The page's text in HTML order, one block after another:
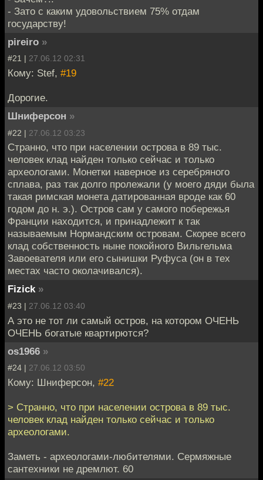
- Зато с каким удовольствием 75% отдам
государству!
pireiro »
#21 | 27.06.12 02:31
Кому: Stef, #19
Дорогие.
Шниферсон »
#22 | 27.06.12 03:23
Странно, что при населении острова в 89 тыс.
человек клад найден только сейчас и только
археологами. Монетки наверное из серебряного
сплава, раз так долго пролежали (у моего дяди была
такая римская монета датированная вроде как 60
годом до н. э.). Остров сам у самого побережья
Франции находится, и принадлежит к так
называемым Нормандским островам. Скорее всего
клад собственность ныне покойного Вильгельма
Завоевателя или его сынишки Руфуса (он в тех
местах часто околачивался).
Fizick »
#23 | 27.06.12 03:40
А это не тот ли самый остров, на котором ОЧЕНЬ
ОЧЕНЬ богатые квартирются?
os1966 »
#24 | 27.06.12 03:50
Кому: Шниферсон, #22
> Странно, что при населении острова в 89 тыс.
человек клад найден только сейчас и только
археологами.
Заметь - археологами-любителями. Сермяжные
сантехники не дремлют. 60